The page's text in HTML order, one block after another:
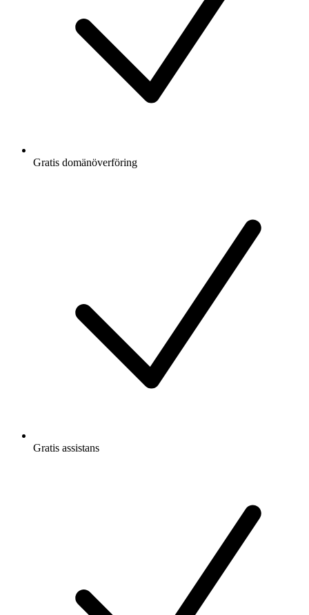
Gratis domänöverföring
Gratis assistans